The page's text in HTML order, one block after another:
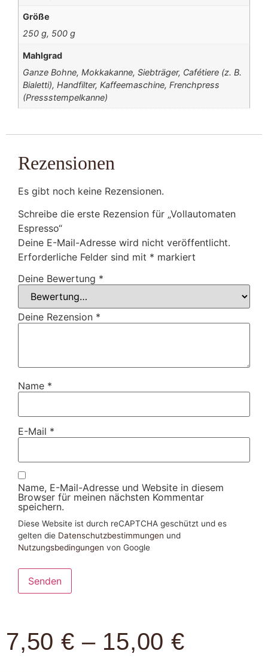
Größe
250 g, 500 g
Mahlgrad
Ganze Bohne, Mokkakanne, Siebträger, Cafétiere (z. B.
Bialetti), Handfilter, Kaffeemaschine, Frenchpress
(Pressstempelkanne)
Rezensionen
Es gibt noch keine Rezensionen.
Schreibe die erste Rezension für „Vollautomaten
Espresso“
Deine E-Mail-Adresse wird nicht veröffentlicht.
Erforderliche Felder sind mit * markiert
Deine Bewertung *
Deine Rezension *
Name *
E-Mail *
Name, E-Mail-Adresse und Website in diesem
Browser für meinen nächsten Kommentar
speichern.
Diese Website ist durch reCAPTCHA geschützt und es
gelten die Datenschutzbestimmungen und
Nutzungsbedingungen von Google
7,50 € – 15,00€